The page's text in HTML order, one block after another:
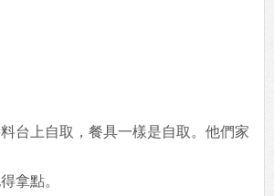
台上自取，餐具一樣是自取。他們家
拿點。